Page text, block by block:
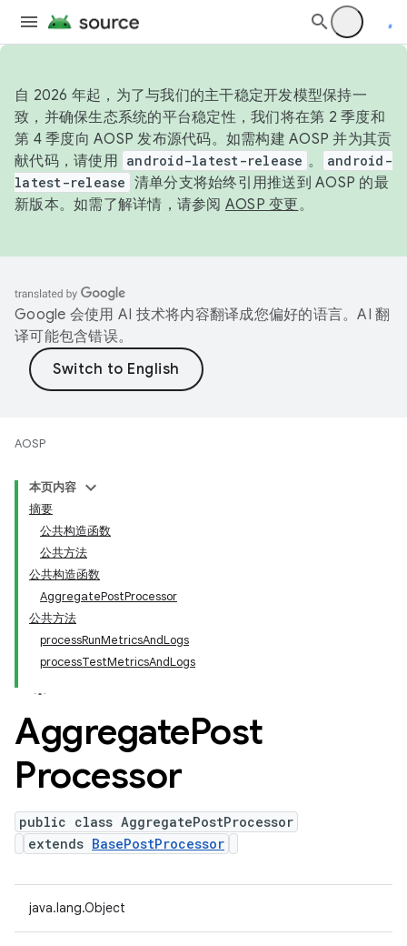
自 2026 年起，为了与我们的主干稳定开发模型保持一
致，并确保生态系统的平台稳定性，我们将在第 2 季度和
第 4 季度向 AOSP 发布源代码。如需构建 AOSP 并为其贡
献代码，请使用 android-latest-release 。
android-
latest-release 清单分支将始终引用推送到 AOSP 的最
新版本。如需了解详情，请参阅 AOSP 变更。
Google 会使用 AI 技术将内容翻译成您偏好的语言。AI 翻
译可能包含错误。
AOSP
本页内容
摘要
公共构造函数
公共方法
公共构造函数
AggregatePostProcessor
公共方法
processRunMetricsAndLogs
processTestMetricsAndLogs
AggregatePost
Processor
public class AggregatePostProcessor
extends BasePostProcessor
java.lang.Object